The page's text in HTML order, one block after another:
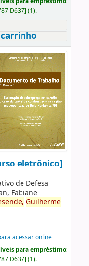
D637] (1).
eletrônico]
de Defesa
Fabiane
Guilherme
acessar online
para empréstimo:
D637] (1).